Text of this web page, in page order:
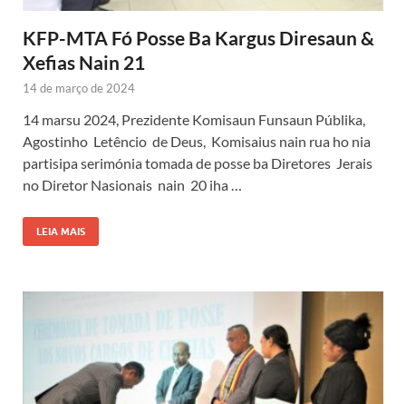
KFP-MTA Fó Posse Ba Kargus Diresaun &
Xefias Nain 21
14 de março de 2024
14 marsu 2024, Prezidente Komisaun Funsaun Públika,
Agostinho Letêncio de Deus, Komisaius nain rua ho nia
partisipa serimónia tomada de posse ba Diretores Jerais
no Diretor Nasionais nain 20 iha …
LEIA MAIS